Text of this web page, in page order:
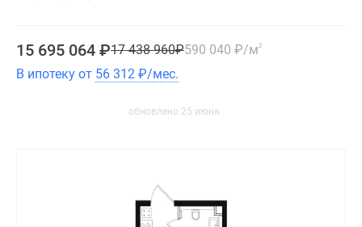
15 695 064 ₽17 438 960₽590 040 ₽/м2
В ипотеку от 56 312 ₽/мес.
обновлено 25 июня